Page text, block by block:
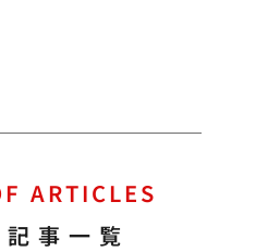
ARTICLES
事一覧